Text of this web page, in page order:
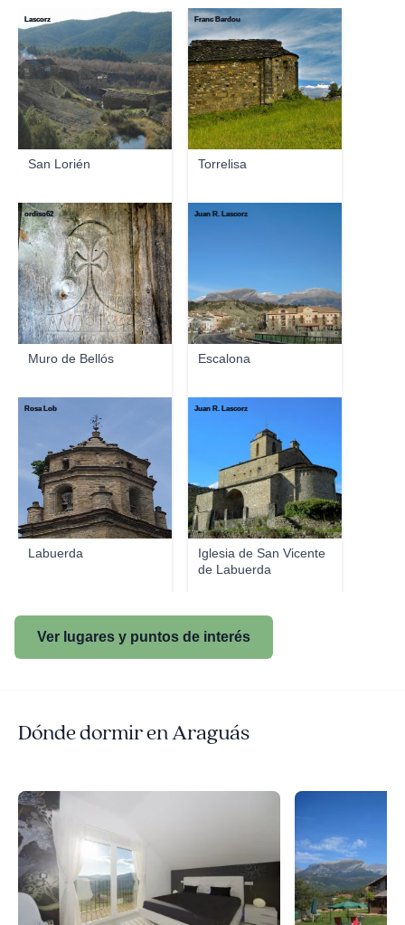
San Lorién
Lascorz
Torrelisa
Franc Bardou
Muro de Bellós
ordiso62
Escalona
Juan R. Lascorz
Labuerda
Rosa Lob
Iglesia de San Vicente
de Labuerda
Juan R. Lascorz
Ver lugares y puntos de interés
Dónde dormir en Araguás